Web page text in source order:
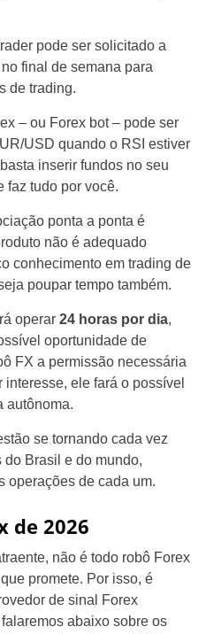
pode ser solicitado a
final de semana para
de trading.
– ou Forex bot – pode ser
USD quando o RSI estiver
inserir fundos no seu
faz tudo por você.
ponta a ponta é
não é adequado
conhecimento em trading de
poupar tempo também.
operar 24 horas por dia,
oportunidade de
FX a permissão necessária
ele fará o possível
autônoma.
se tornando cada vez
do Brasil e do mundo,
operações de cada um.
de 2026
não é todo robô Forex
promete. Por isso, é
de sinal Forex
abaixo sobre os